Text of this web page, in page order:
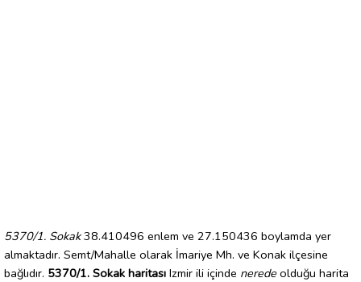
5370/1. Sokak38.410496 enlem ve 27.150436 boylamda yer
almaktadır. Semt/Mahalle olarak İmariye Mh. ve Konak ilçesine
bağlıdır. 5370/1. Sokak haritası Izmir ili içinde nerede olduğu harita